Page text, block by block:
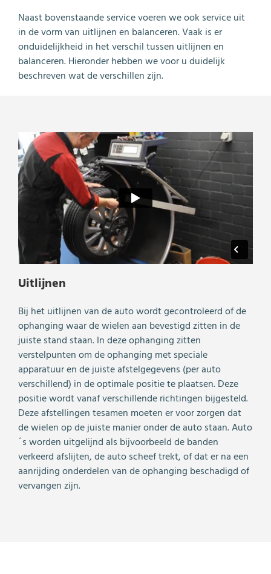
Naast bovenstaande service voeren we ook service uit
in de vorm van uitlijnen en balanceren. Vaak is er
onduidelijkheid in het verschil tussen uitlijnen en
balanceren. Hieronder hebben we voor u duidelijk
beschreven wat de verschillen zijn.
Uitlijnen
Bij het uitlijnen van de auto wordt gecontroleerd of de
ophanging waar de wielen aan bevestigd zitten in de
juiste stand staan. In deze ophanging zitten
verstelpunten om de ophanging met speciale
apparatuur en de juiste afstelgegevens (per auto
verschillend) in de optimale positie te plaatsen. Deze
positie wordt vanaf verschillende richtingen bijgesteld.
Deze afstellingen tesamen moeten er voor zorgen dat
de wielen op de juiste manier onder de auto staan. Auto
´s worden uitgelijnd als bijvoorbeeld de banden
verkeerd afslijten, de auto scheef trekt, of dat er na een
aanrijding onderdelen van de ophanging beschadigd of
vervangen zijn.